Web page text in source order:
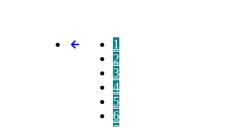
1
2
3
4
5
6